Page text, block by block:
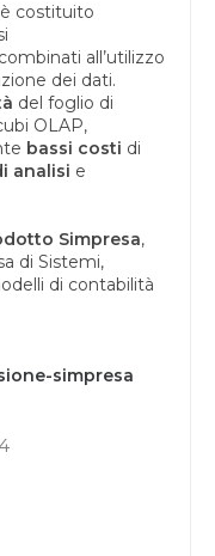
costituito
all’utilizzo
dei dati.
del foglio di
OLAP,
bassi costi di
analisi e
Simpresa,
di Sistemi,
di contabilità
simpresa